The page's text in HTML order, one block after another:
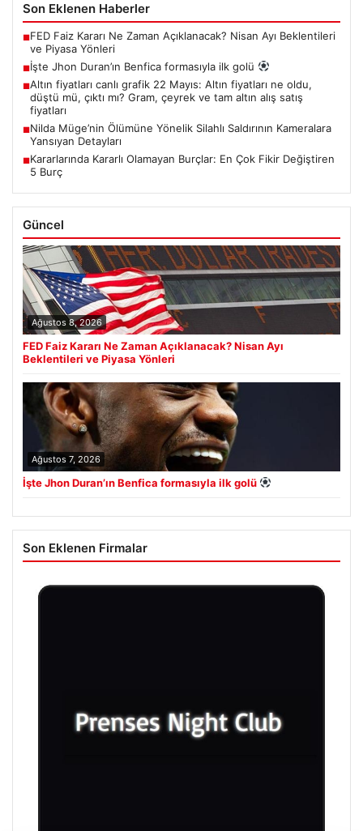
Son Eklenen Haberler
■FED Faiz Kararı Ne Zaman Açıklanacak? Nisan Ayı Beklentileri
ve Piyasa Yönleri
■İşte Jhon Duran’ın Benfica formasıyla ilk golü
■Altın fiyatları canlı grafik 22 Mayıs: Altın fiyatları ne oldu,
düştü mü, çıktı mı? Gram, çeyrek ve tam altın alış satış
fiyatları
■Nilda Müge’nin Ölümüne Yönelik Silahlı Saldırının Kameralara
Yansıyan Detayları
■Kararlarında Kararlı Olamayan Burçlar: En Çok Fikir Değiştiren
5 Burç
Güncel
Ağustos 8, 2026
FED Faiz Kararı Ne Zaman Açıklanacak? Nisan Ayı
Beklentileri ve Piyasa Yönleri
Ağustos 7, 2026
İşte Jhon Duran’ın Benfica formasıyla ilk golü
Son Eklenen Firmalar